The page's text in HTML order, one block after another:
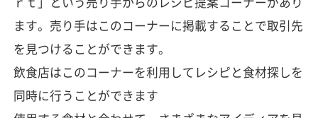
ます。売り手はこのコーナーに掲載することで取引先
を見つけることができます。
飲食店はこのコーナーを利用してレシピと食材探しを
同時に行うことができます